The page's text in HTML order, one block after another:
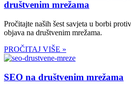
društvenim mrežama
Pročitajte naših šest savjeta u borbi
objava na društvenim mrežama.
PROČITAJ VIŠE »
SEO na društvenim mrežama